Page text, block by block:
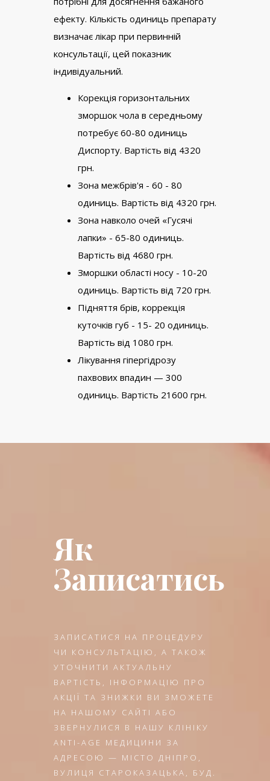
ефекту. Кількість одиниць препарату
визначає лікар при первинній
консультації, цей показник
індивідуальний.
Корекція горизонтальних
зморшок чола в середньому
потребує 60-80 одиниць
Диспорту. Вартість від 4320
грн.
Зона межбрів'я - 60 - 80
одиниць. Вартість від 4320 грн.
Зона навколо очей «Гусячі
лапки» - 65-80 одиниць.
Вартість від 4680 грн.
Зморшки області носу - 10-20
одиниць. Вартість від 720 грн.
Підняття брів, коррекція
куточків губ - 15- 20 одиниць.
Вартість від 1080 грн.
Лікування гіпергідрозу
пахвових впадин — 300
одиниць. Вартість 21600 грн.
Як
Записатись
ЗАПИСАТИСЯ НА ПРОЦЕДУРУ
ЧИ КОНСУЛЬТАЦІЮ, А ТАКОЖ
УТОЧНИТИ АКТУАЛЬНУ
ВАРТІСТЬ, ІНФОРМАЦІЮ ПРО
АКЦІЇ ТА ЗНИЖКИ ВИ ЗМОЖЕТЕ
НА НАШОМУ САЙТІ АБО
ЗВЕРНУЛИСЯ В НАШУ КЛІНІКУ
ANTI-AGE МЕДИЦИНИ ЗА
АДРЕСОЮ — МІСТО ДНІПРО,
ВУЛИЦЯ СТАРОКАЗАЦЬКА, БУД.